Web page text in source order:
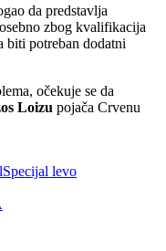
da predstavlja
zbog kvalifikacija
biti potreban dodatni
očekuje se da
Loizu pojača Crvenu
Specijal levo